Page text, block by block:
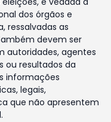
dos órgãos e
ressalvadas as
devem ser
autoridades, agentes
ou resultados da
informações
legais,
que não apresentem